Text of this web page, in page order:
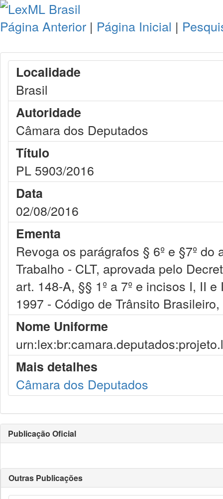
Página Anterior | Página Inicial |
Localidade
Brasil
Autoridade
Câmara dos Deputados
Título
PL 5903/2016
Data
02/08/2016
Ementa
Revoga os parágrafos § 6º e §7º
Trabalho - CLT, aprovada pelo
art. 148-A, §§ 1º a 7º e incisos I, II
1997 - Código de Trânsito
Nome Uniforme
Mais detalhes
Câmara dos Deputados
Publicação Oficial
Outras Publicações